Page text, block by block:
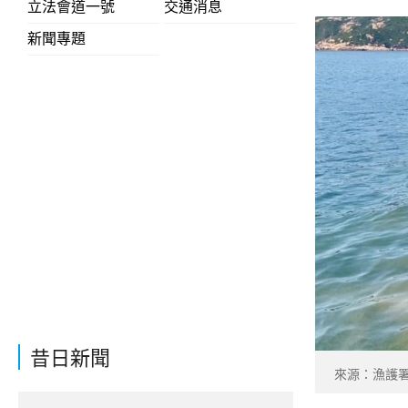
立法會道一號
交通消息
新聞專題
昔日新聞
來源：漁護